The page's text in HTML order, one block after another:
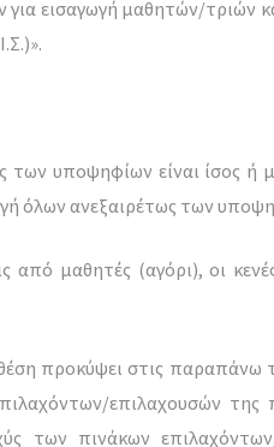
εισαγωγή μαθητών/τριών
των υποψηφίων είναι ίσος ή
όλων ανεξαιρέτως των
από μαθητές (αγόρι), οι
προκύψει στις παραπάνω
επιλαχουσών
των πινάκων